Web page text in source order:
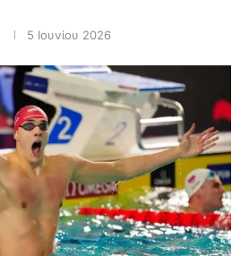
5 Ιουνίου 2026